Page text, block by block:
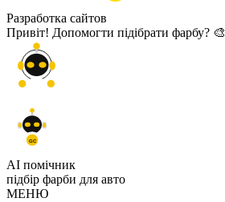
Разработка сайтов
Привіт! Допомогти підібрати фарбу? 🎨
GC
AI помічник
підбір фарби для авто
МЕНЮ